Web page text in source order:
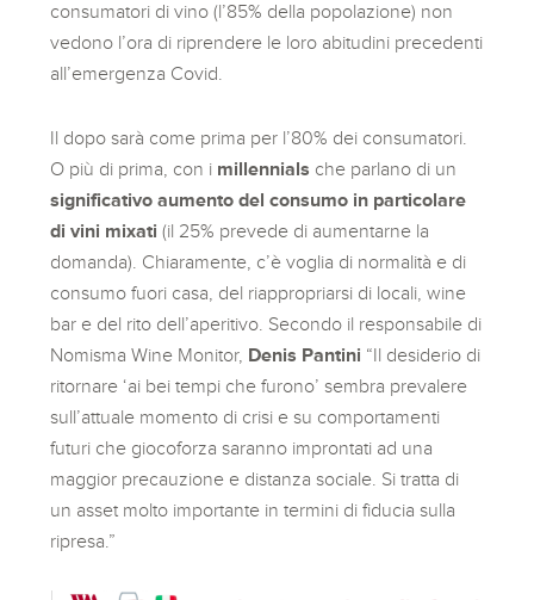
consumatori di vino (l’85% della popolazione) non
vedono l’ora di riprendere le loro abitudini precedenti
all’emergenza Covid.
Il dopo sarà come prima per l’80% dei consumatori.
O più di prima, con i millennials che parlano di un
significativo aumento del consumo in particolare
di vini mixati(il 25% prevede di aumentarne la
domanda). Chiaramente, c’è voglia di normalità e di
consumo fuori casa, del riappropriarsi di locali, wine
bar e del rito dell’aperitivo. Secondo il responsabile di
Nomisma Wine Monitor, Denis Pantini “Il desiderio di
ritornare ‘ai bei tempi che furono’ sembra prevalere
sull’attuale momento di crisi e su comportamenti
futuri che giocoforza saranno improntati ad una
maggior precauzione e distanza sociale. Si tratta di
un asset molto importante in termini di fiducia sulla
ripresa.”